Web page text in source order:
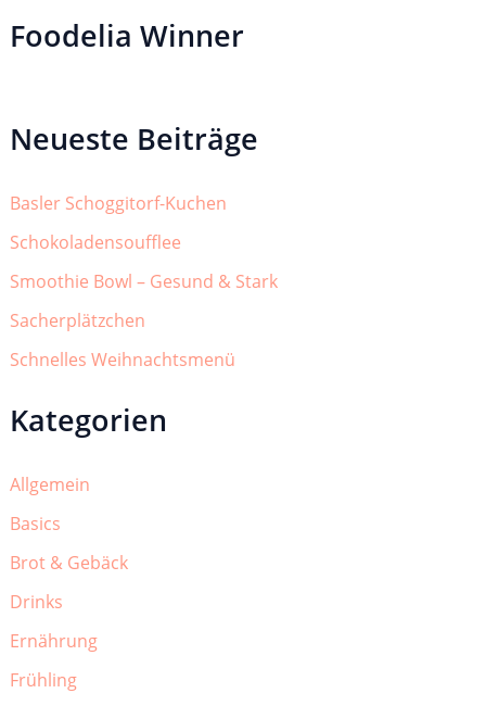
Foodelia Winner
Neueste Beiträge
Basler Schoggitorf-Kuchen
Schokoladensoufflee
Smoothie Bowl – Gesund & Stark
Sacherplätzchen
Schnelles Weihnachtsmenü
Kategorien
Allgemein
Basics
Brot & Gebäck
Drinks
Ernährung
Frühling